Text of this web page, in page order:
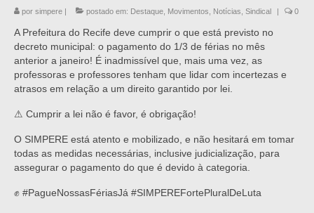
por simpere | postado em: Destaque Movimentos Notícias Sindical | 0
A Prefeitura do Recife deve cumprir o que está previsto no
decreto municipal: o pagamento do 1/3 de férias no mês
anterior a janeiro! É inadmissível que, mais uma vez, as
professoras e professores tenham que lidar com incertezas e
atrasos em relação a um direito garantido por lei.
⚠ Cumprir a lei não é favor, é obrigação!
O SIMPERE está atento e mobilizado, e não hesitará em tomar
todas as medidas necessárias, inclusive judicialização, para
assegurar o pagamento do que é devido à categoria.
✊ #PagueNossasFériasJá #SIMPEREFortePluralDeLuta